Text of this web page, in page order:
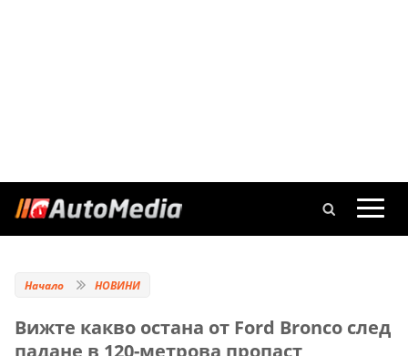
Начало НОВИНИ
Вижте какво остана от Ford Bronco след
падане в 120-метрова пропаст